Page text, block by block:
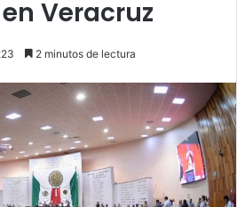
Veracruz
2 minutos de lectura